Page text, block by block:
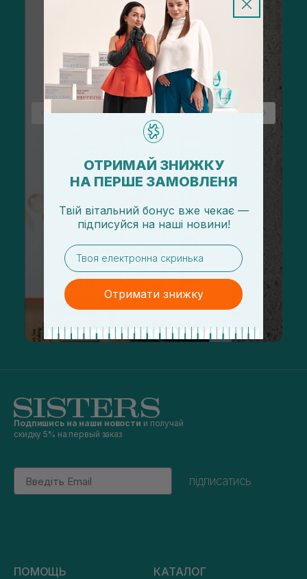
Подпишись на наши новости и получай
скидку 5% на первый заказ
Email
підписатись
ПОМОЩЬ КАТАЛОГ
ОТРИМАЙ ЗНИЖКУ
НА ПЕРШЕ ЗАМОВЛЕНЯ
Твій вітальний бонус вже чекає —
підписуйся на наші новини!
email
Отримати знижку